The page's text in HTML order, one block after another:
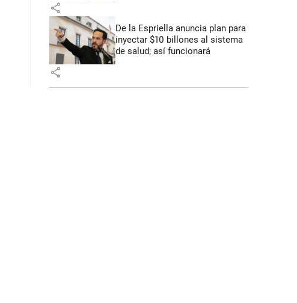
share
De la Espriella anuncia plan para
inyectar $10 billones al sistema
de salud; así funcionará
share